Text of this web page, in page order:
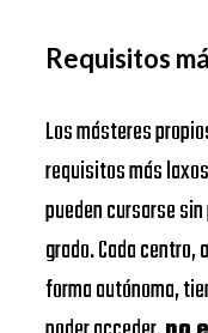
Requisitos
Los másteres
requisitos más
pueden cursarse
grado. Cada
forma autónoma,